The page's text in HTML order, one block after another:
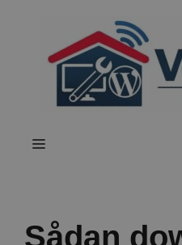
Menu
Sådan